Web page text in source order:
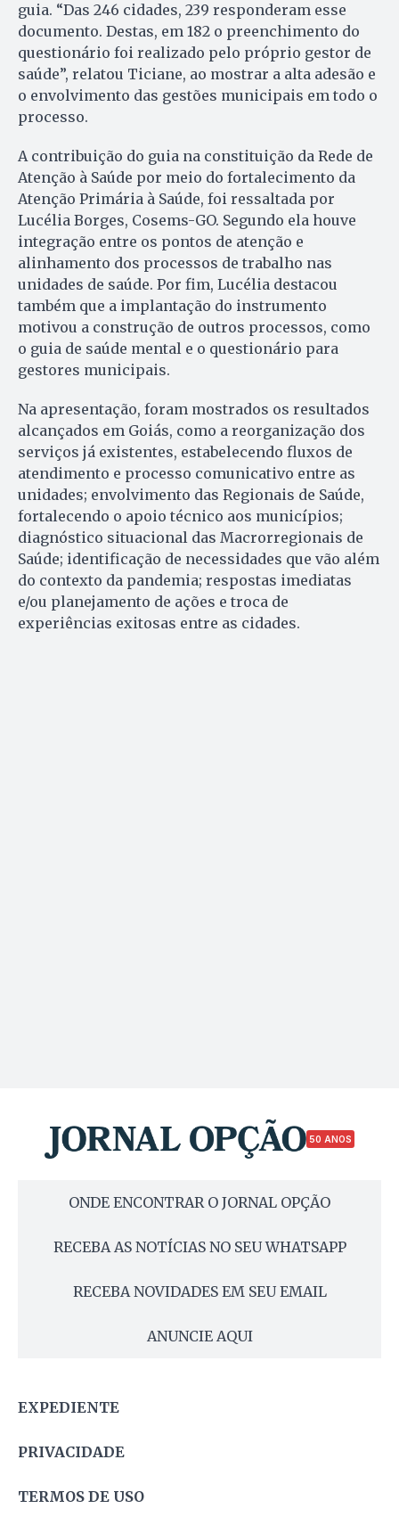
guia. “Das 246 cidades, 239 responderam esse
documento. Destas, em 182 o preenchimento do
questionário foi realizado pelo próprio gestor de
saúde”, relatou Ticiane, ao mostrar a alta adesão e
o envolvimento das gestões municipais em todo o
processo.
A contribuição do guia na constituição da Rede de
Atenção à Saúde por meio do fortalecimento da
Atenção Primária à Saúde, foi ressaltada por
Lucélia Borges, Cosems-GO. Segundo ela houve
integração entre os pontos de atenção e
alinhamento dos processos de trabalho nas
unidades de saúde. Por fim, Lucélia destacou
também que a implantação do instrumento
motivou a construção de outros processos, como
o guia de saúde mental e o questionário para
gestores municipais.
Na apresentação, foram mostrados os resultados
alcançados em Goiás, como a reorganização dos
serviços já existentes, estabelecendo fluxos de
atendimento e processo comunicativo entre as
unidades; envolvimento das Regionais de Saúde,
fortalecendo o apoio técnico aos municípios;
diagnóstico situacional das Macrorregionais de
Saúde; identificação de necessidades que vão além
do contexto da pandemia; respostas imediatas
e/ou planejamento de ações e troca de
experiências exitosas entre as cidades.
50 ANOS
ONDE ENCONTRAR O JORNAL OPÇÃO
RECEBA AS NOTÍCIAS NO SEU WHATSAPP
RECEBA NOVIDADES EM SEU EMAIL
ANUNCIE AQUI
EXPEDIENTE
PRIVACIDADE
TERMOS DE USO